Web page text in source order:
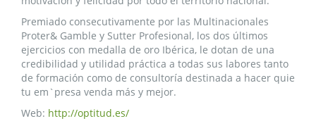
Premiado consecutivamente por las Multinacionales
Proter& Gamble y Sutter Profesional, los dos últimos
ejercicios con medalla de oro Ibérica, le dotan de una
credibilidad y utilidad práctica a todas sus labores tanto
de formación como de consultoría destinada a hacer quie
tu em`presa venda más y mejor.
Web: http://optitud.es/